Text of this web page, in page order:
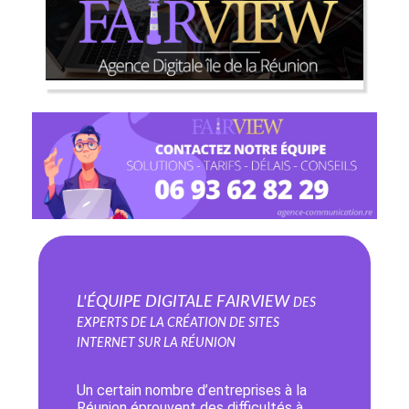
L'équipe digitale FairviewDes
experts de la création de sites
internet sur la Réunion
Un certain nombre d’entreprises à la